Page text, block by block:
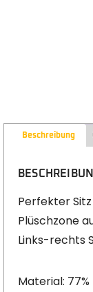
Beschreibung
Perfekter
Plüschzone
Links-rechts
Material: 77%